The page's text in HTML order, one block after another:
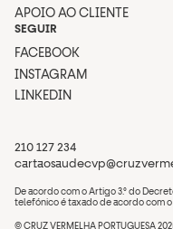
APOIO AO CLIENTE
SEGUIR
FACEBOOK
INSTAGRAM
LINKEDIN
210 127 234
De acordo com o Artigo 3.º do
telefónico é taxado de acordo com
© CRUZ VERMELHA PORTUGUESA